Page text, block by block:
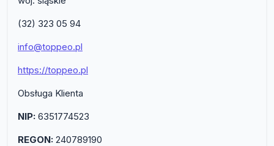
(32) 323 05 94
info@toppeo.pl
https://toppeo.pl
Obsługa Klienta
NIP: 6351774523
REGON: 240789190